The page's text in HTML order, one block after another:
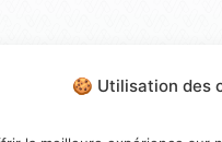
🍪 Utilisation des